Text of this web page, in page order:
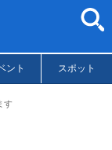
ント スポット
す